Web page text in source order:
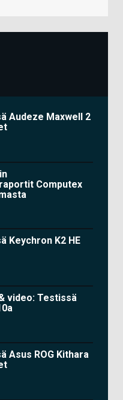
Audeze Maxwell 2
Computex
Keychron K2 HE
video: Testissä
Asus ROG Kithara